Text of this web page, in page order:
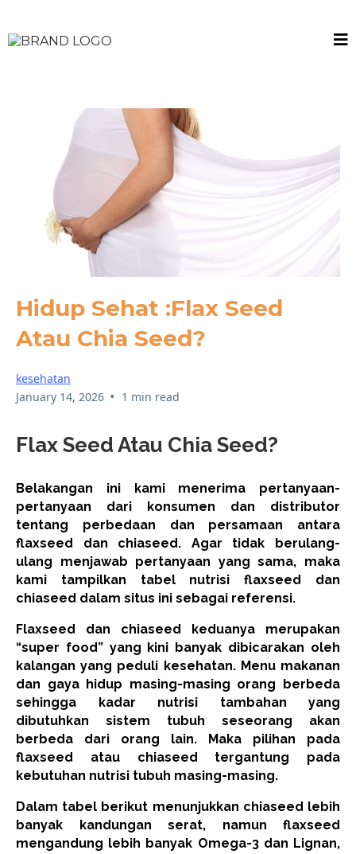
Hidup Sehat :Flax Seed
Atau Chia Seed?
kesehatan
January 14, 2026 • 1 min read
Flax Seed Atau Chia Seed?
Belakangan ini kami menerima pertanyaan-
pertanyaan dari konsumen dan distributor
tentang perbedaan dan persamaan antara
flaxseed dan chiaseed. Agar tidak berulang-
ulang menjawab pertanyaan yang sama, maka
kami tampilkan tabel nutrisi flaxseed dan
chiaseed dalam situs ini sebagai referensi.
Flaxseed dan chiaseed keduanya merupakan
“super food” yang kini banyak dibicarakan oleh
kalangan yang peduli kesehatan. Menu makanan
dan gaya hidup masing-masing orang berbeda
sehingga kadar nutrisi tambahan yang
dibutuhkan sistem tubuh seseorang akan
berbeda dari orang lain. Maka pilihan pada
flaxseed atau chiaseed tergantung pada
kebutuhan nutrisi tubuh masing-masing.
Dalam tabel berikut menunjukkan chiaseed lebih
banyak kandungan serat, namun flaxseed
mengandung lebih banyak Omega-3 dan Lignan,